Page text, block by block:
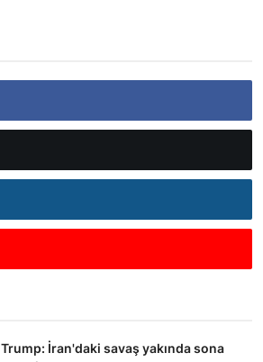
Trump: İran'daki savaş yakında sona